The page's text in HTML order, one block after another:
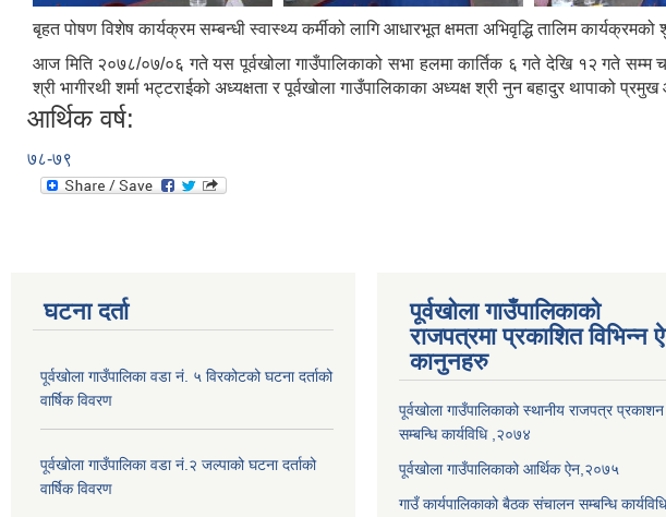
बृहत पोषण विशेष कार्यक्रम सम्बन्धी स्वास्थ्य कर्मीको लागि आधारभूत क्षमता अभिवृद्धि तालिम कार्यक्रमको
आज मिति २०७८/०७/०६ गते यस पूर्वखोला गाउँपालिकाको सभा हलमा कार्तिक ६ गते देखि १२ गते सम्म
श्री भागीरथी शर्मा भट्टराईको अध्यक्षता र पूर्वखोला गाउँपालिकाका अध्यक्ष श्री नुन बहादुर थापाको
आर्थिक वर्ष:
७८-७९
घटना दर्ता
पूर्वखोला गाउँपालिका वडा नं. ५ विरकोटको घटना दर्ताको
वार्षिक विवरण
पूर्वखोला गाउँपालिका वडा नं.२ जल्पाको घटना दर्ताको
वार्षिक विवरण
पूर्वखोला गाउँपालिकाको
राजपत्रमा प्रकाशित विभिन्न
कानुनहरु
पूर्वखोला गाउँपालिकाको स्थानीय राजपत्र प्रकाशन
सम्बन्धि कार्यविधि ,२०७४
पूर्वखोला गाउँपालिकाको आर्थिक ऐन,२०७५
गाउँ कार्यपालिकाको बैठक संचालन सम्बन्धि कार्यविधि